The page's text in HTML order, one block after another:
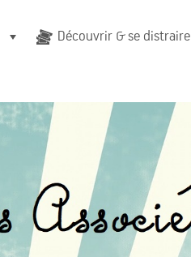
Découvrir & se distraire